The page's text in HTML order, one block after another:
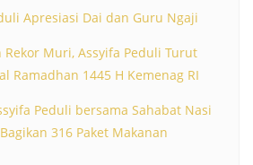
Apresiasi Dai dan Guru Ngaji
Rekor Muri, Assyifa Peduli Turut
Ramadhan 1445 H Kemenag RI
Peduli bersama Sahabat Nasi
316 Paket Makanan